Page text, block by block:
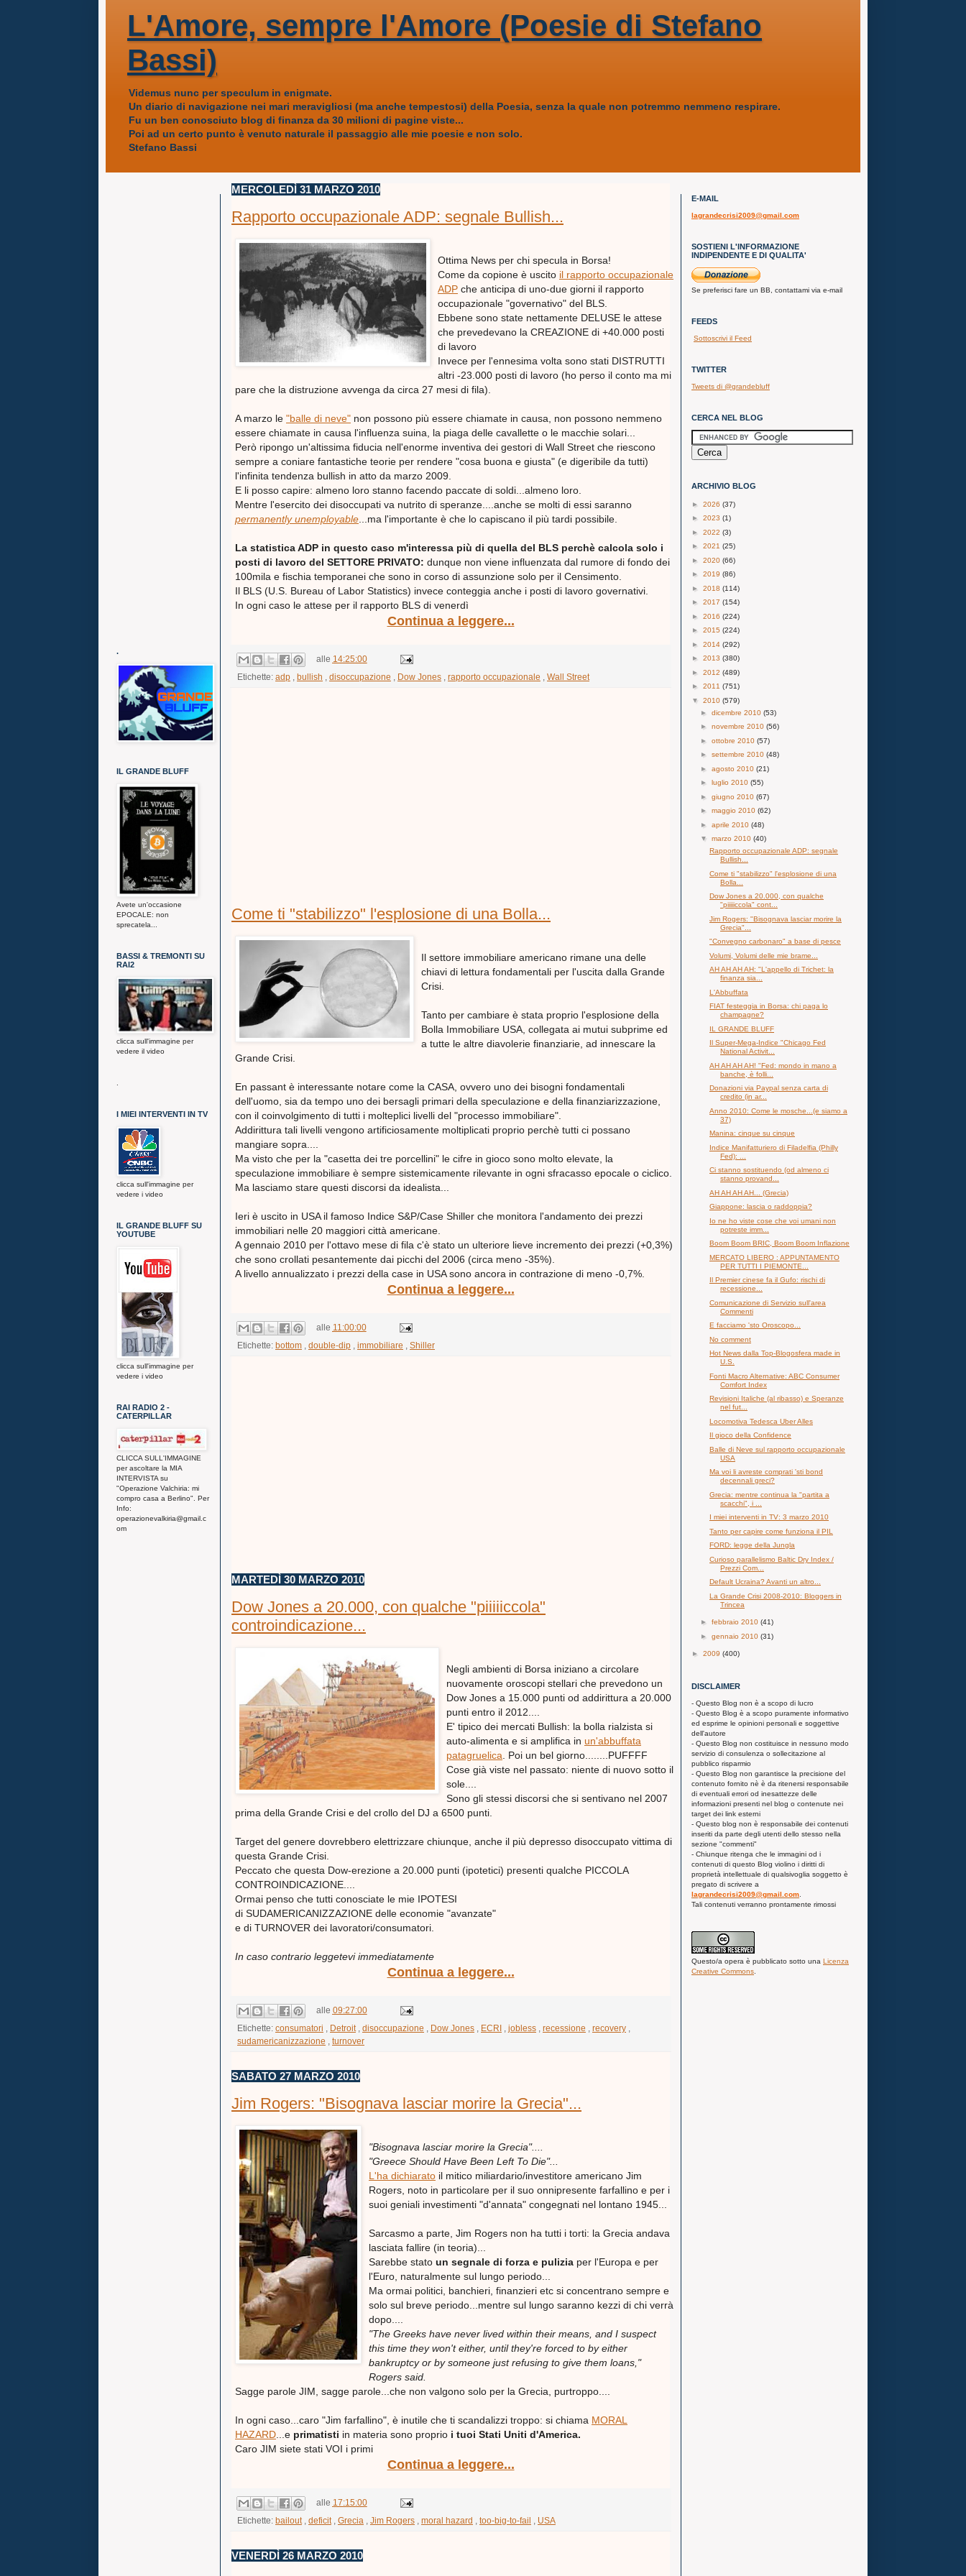
L'Amore, sempre l'Amore (Poesie di Stefano
Bassi)
Videmus nunc per speculum in enigmate.
Un diario di navigazione nei mari meravigliosi (ma anche tempestosi) della Poesia, senza la quale non potremmo nemmeno respirare.
Fu un ben conosciuto blog di finanza da 30 milioni di pagine viste...
Poi ad un certo punto è venuto naturale il passaggio alle mie poesie e non solo.
Stefano Bassi
MERCOLEDÌ 31 MARZO 2010
Rapporto occupazionale ADP: segnale Bullish...
Ottima News per chi specula in Borsa!
Come da copione è uscito il rapporto occupazionale
ADP che anticipa di uno-due giorni il rapporto
occupazionale "governativo" del BLS.
Ebbene sono state nettamente DELUSE le attese
che prevedevano la CREAZIONE di +40.000 posti
di lavoro
Invece per l'ennesima volta sono stati DISTRUTTI
altri -23.000 posti di lavoro (ho perso il conto ma mi
pare che la distruzione avvenga da circa 27 mesi di fila).
A marzo le "balle di neve" non possono più essere chiamate in causa, non possono nemmeno
essere chiamate in causa l'influenza suina, la piaga delle cavallette o le macchie solari...
Però ripongo un'altissima fiducia nell'enorme inventiva dei gestori di Wall Street che riescono
sempre a coniare fantastiche teorie per rendere "cosa buona e giusta" (e digeribile da tutti)
l'infinita tendenza bullish in atto da marzo 2009.
E li posso capire: almeno loro stanno facendo paccate di soldi...almeno loro.
Mentre l'esercito dei disoccupati va nutrito di speranze....anche se molti di essi saranno
permanently unemployable ...ma l'importante è che lo capiscano il più tardi possibile.
La statistica ADP in questo caso m'interessa più di quella del BLS perchè calcola solo i
posti di lavoro del SETTORE PRIVATO: dunque non viene influenzata dal rumore di fondo dei
100mila e fischia temporanei che sono in corso di assunzione solo per il Censimento.
Il BLS (U.S. Bureau of Labor Statistics) invece conteggia anche i posti di lavoro governativi.
In ogni caso le attese per il rapporto BLS di venerdì
Continua a leggere...
alle 14:25:00
Etichette: adp bullish disoccupazione Dow Jones rapporto occupazionale Wall Street
Come ti "stabilizzo" l'esplosione di una Bolla...
Il settore immobiliare americano rimane una delle
chiavi di lettura fondamentali per l'uscita dalla Grande
Crisi.
Tanto per cambiare è stata proprio l'esplosione della
Bolla Immobiliare USA, collegata ai mutui subprime ed
a tutte le altre diavolerie finanziarie, ad innescare la
Grande Crisi.
En passant è interessante notare come la CASA, ovvero uno dei bisogni fondamentali
dell'uomo, sia da tempo uno dei bersagli primari della speculazione e della finanziarizzazione,
con il coinvolgimento di tutti i molteplici livelli del "processo immobiliare".
Addirittura tali livelli vengono artificiosamente moltiplicati proprio perchè tutti ci possano
mangiare sopra....
Ma visto che per la "casetta dei tre porcellini" le cifre in gioco sono molto elevate, la
speculazione immobiliare è sempre sistemicamente rilevante in ogni sfracasso epocale o ciclico.
Ma lasciamo stare questi discorsi da idealista...
Ieri è uscito in USA il famoso Indice S&P/Case Shiller che monitora l'andamento dei prezzi
immobiliari nelle 20 maggiori città americane.
A gennaio 2010 per l'ottavo mese di fila c'è stato un ulteriore lieve incremento dei prezzi (+0,3%)
che sono crollati pesantemente dai picchi del 2006 (circa meno -35%).
A livello annualizzato i prezzi della case in USA sono ancora in contrazione di meno -0,7%.
Continua a leggere...
alle 11:00:00
Etichette: bottom double-dip immobiliare Shiller
MARTEDÌ 30 MARZO 2010
Dow Jones a 20.000, con qualche "piiiiiccola"
controindicazione...
Negli ambienti di Borsa iniziano a circolare
nuovamente oroscopi stellari che prevedono un
Dow Jones a 15.000 punti od addirittura a 20.000
punti entro il 2012....
E' tipico dei mercati Bullish: la bolla rialzista si
auto-alimenta e si amplifica in un'abbuffata
patagruelica. Poi un bel giorno........PUFFFF
Cose già viste nel passato: niente di nuovo sotto il
sole....
Sono gli stessi discorsi che si sentivano nel 2007
prima della Grande Crisi e del crollo del DJ a 6500 punti.
Target del genere dovrebbero elettrizzare chiunque, anche il più depresso disoccupato vittima di
questa Grande Crisi.
Peccato che questa Dow-erezione a 20.000 punti (ipotetici) presenti qualche PICCOLA
CONTROINDICAZIONE....
Ormai penso che tutti conosciate le mie IPOTESI
di SUDAMERICANIZZAZIONE delle economie "avanzate"
e di TURNOVER dei lavoratori/consumatori.
In caso contrario leggetevi immediatamente
Continua a leggere...
alle 09:27:00
Etichette: consumatori Detroit disoccupazione Dow Jones ECRI jobless recessione recovery
sudamericanizzazione
turnover
SABATO 27 MARZO 2010
Jim Rogers: "Bisognava lasciar morire la Grecia"...
"Bisognava lasciar morire la Grecia"....
"Greece Should Have Been Left To Die"...
L'ha dichiarato il mitico miliardario/investitore americano Jim
Rogers, noto in particolare per il suo onnipresente farfallino e per i
suoi geniali investimenti "d'annata" congegnati nel lontano 1945...
Sarcasmo a parte, Jim Rogers non ha tutti i torti: la Grecia andava
lasciata fallire (in teoria)...
Sarebbe stato un segnale di forza e pulizia per l'Europa e per
l'Euro, naturalmente sul lungo periodo...
Ma ormai politici, banchieri, finanzieri etc si concentrano sempre e
solo sul breve periodo...mentre sul lungo saranno kezzi di chi verrà
dopo....
"The Greeks have never lived within their means, and I suspect
this time they won't either, until they're forced to by either
bankruptcy or by someone just refusing to give them loans,"
Rogers said.
Sagge parole JIM, sagge parole...che non valgono solo per la Grecia, purtroppo....
In ogni caso...caro "Jim farfallino", è inutile che ti scandalizzi troppo: si chiama MORAL
HAZARD...e primatisti in materia sono proprio i tuoi Stati Uniti d'America.
Caro JIM siete stati VOI i primi
Continua a leggere...
alle 17:15:00
Etichette: bailout deficit Grecia Jim Rogers moral hazard too-big-to-fail USA
VENERDÌ 26 MARZO 2010
.
IL GRANDE BLUFF
Avete un'occasione
EPOCALE: non
sprecatela...
BASSI & TREMONTI SU
RAI2
clicca sull'immagine per
vedere il video
I MIEI INTERVENTI IN TV
clicca sull'immagine per
vedere i video
IL GRANDE BLUFF SU
YOUTUBE
clicca sull'immagine per
vedere i video
RAI RADIO 2 -
CATERPILLAR
CLICCA SULL'IMMAGINE
per ascoltare la MIA
INTERVISTA su
"Operazione Valchiria: mi
compro casa a Berlino". Per
Info:
operazionevalkiria@gmail.c
om
E-MAIL
lagrandecrisi2009@gmail.com
SOSTIENI L'INFORMAZIONE
INDIPENDENTE E DI QUALITA'
Se preferisci fare un BB, contattami via e-mail
FEEDS
Sottoscrivi il Feed
TWITTER
Tweets di @grandebluff
CERCA NEL BLOG
ARCHIVIO BLOG
► 2026 (37)
► 2023 (1)
► 2022 (3)
► 2021 (25)
► 2020 (66)
► 2019 (86)
► 2018 (114)
► 2017 (154)
► 2016 (224)
► 2015 (224)
► 2014 (292)
► 2013 (380)
► 2012 (489)
► 2011 (751)
▼ 2010 (579)
► dicembre 2010 (53)
► novembre 2010 (56)
► ottobre 2010 (57)
► settembre 2010 (48)
► agosto 2010 (21)
► luglio 2010 (55)
► giugno 2010 (67)
► maggio 2010 (62)
► aprile 2010 (48)
▼ marzo 2010 (40)
Rapporto occupazionale ADP: segnale
Bullish...
Come ti "stabilizzo" l'esplosione di una
Bolla...
Dow Jones a 20.000, con qualche
"piiiiiccola" cont...
Jim Rogers: "Bisognava lasciar morire la
Grecia"...
"Convegno carbonaro" a base di pesce
Volumi, Volumi delle mie brame...
AH AH AH AH: "L'appello di Trichet: la
finanza sia...
L'Abbuffata
FIAT festeggia in Borsa: chi paga lo
champagne?
IL GRANDE BLUFF
Il Super-Mega-Indice "Chicago Fed
National Activit...
AH AH AH AH! "Fed: mondo in mano a
banche, è folli...
Donazioni via Paypal senza carta di
credito (in ar...
Anno 2010: Come le mosche...(e siamo a
37)
Manina: cinque su cinque
Indice Manifatturiero di Filadelfia (Philly
Fed): ...
Ci stanno sostituendo (od almeno ci
stanno provand...
AH AH AH AH... (Grecia)
Giappone: lascia o raddoppia?
Io ne ho viste cose che voi umani non
potreste imm...
Boom Boom BRIC, Boom Boom Inflazione
MERCATO LIBERO : APPUNTAMENTO
PER TUTTI I PIEMONTE...
Il Premier cinese fa il Gufo: rischi di
recessione...
Comunicazione di Servizio sull'area
Commenti
E facciamo 'sto Oroscopo...
No comment
Hot News dalla Top-Blogosfera made in
U.S.
Fonti Macro Alternative: ABC Consumer
Comfort Index
Revisioni Italiche (al ribasso) e Speranze
nel fut...
Locomotiva Tedesca Uber Alles
Il gioco della Confidence
Balle di Neve sul rapporto occupazionale
USA
Ma voi li avreste comprati 'sti bond
decennali greci?
Grecia: mentre continua la "partita a
scacchi", i ...
I miei interventi in TV: 3 marzo 2010
Tanto per capire come funziona il PIL
FORD: legge della Jungla
Curioso parallelismo Baltic Dry Index /
Prezzi Com...
Default Ucraina? Avanti un altro...
La Grande Crisi 2008-2010: Bloggers in
Trincea
► febbraio 2010 (41)
► gennaio 2010 (31)
► 2009 (400)
DISCLAIMER
- Questo Blog non è a scopo di lucro
- Questo Blog è a scopo puramente informativo
ed esprime le opinioni personali e soggettive
dell'autore
- Questo Blog non costituisce in nessuno modo
servizio di consulenza o sollecitazione al
pubblico risparmio
- Questo Blog non garantisce la precisione del
contenuto fornito nè è da ritenersi responsabile
di eventuali errori od inesattezze delle
informazioni presenti nel blog o contenute nei
target dei link esterni
- Questo blog non è responsabile dei contenuti
inseriti da parte degli utenti dello stesso nella
sezione "commenti"
- Chiunque ritenga che le immagini od i
contenuti di questo Blog violino i diritti di
proprietà intellettuale di qualsivoglia soggetto è
pregato di scrivere a
lagrandecrisi2009@gmail.com
Tali contenuti verranno prontamente rimossi
Questo/a opera è pubblicato sotto una Licenza
Creative Commons